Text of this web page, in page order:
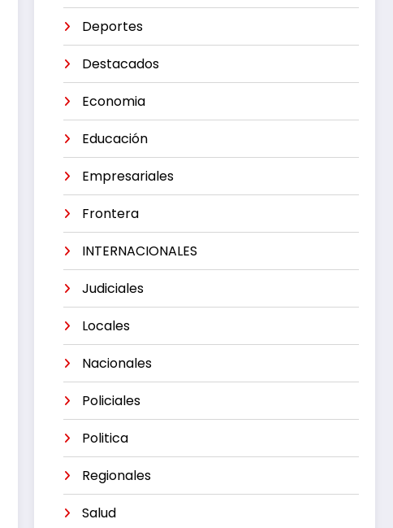
Deportes
Destacados
Economia
Educación
Empresariales
Frontera
INTERNACIONALES
Judiciales
Locales
Nacionales
Policiales
Politica
Regionales
Salud